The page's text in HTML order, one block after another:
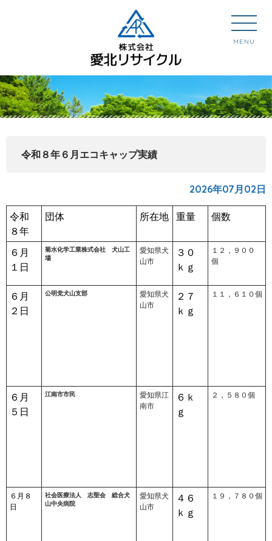
MENU
令和８年６月エコキャップ実績
2026年07月02日
令和
８年
団体 所在地 重量 個数
６月
１日
菊水化学工業株式会社 犬山工
場
愛知県犬
山市
３０
ｋｇ
１２，９００
個
６月
２日
公明党犬山支部
愛知県犬
山市
２７
ｋｇ
１１，６１０個
６月
５日
江南市市民
愛知県江
南市
６ｋ
ｇ
２，５８０個
６月８
日
社会医療法人 志聖会 総合犬
山中央病院
愛知県犬
山市
４６
ｋｇ
１９，７８０個